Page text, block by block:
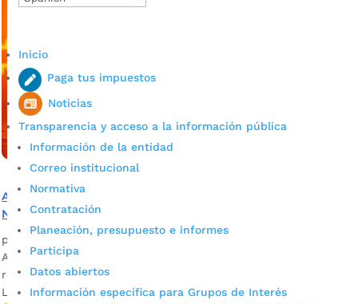
Inicio
Paga tus impuestos
Noticias
Transparencia y acceso a la información pública
Información de la entidad
Correo institucional
Normativa
Contratación
Planeación, presupuesto e informes
Participa
Datos abiertos
Información específica para Grupos de Interés
Altas temperaturas estarían asociadas al fenómeno de El
Niño
por admin_prensa Jun 10, 2026
Altas temperaturas en Bucaramanga generan llamado a
reforzar medidas de prevención por fenómeno de El Niño.
La Alcaldía de Bucaramanga, invita a la...